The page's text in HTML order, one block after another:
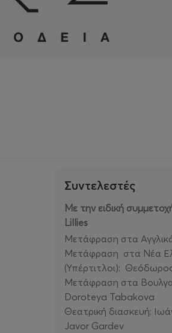
Συντελεστές
Με την ειδική
Lillies
Μετάφραση στα
Μετάφραση στα Νέα
(Υπέρτιτλοι):
Μετάφραση στα
Doroteya Tabakova
Θεατρική διασκευή:
Javor Gardev